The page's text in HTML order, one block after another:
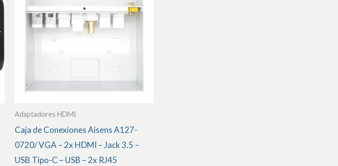
Adaptadores HDMI
Caja de Conexiones Aisens A127-
0720/ VGA – 2x HDMI – Jack 3.5 –
USB Tipo-C – USB – 2x RJ45